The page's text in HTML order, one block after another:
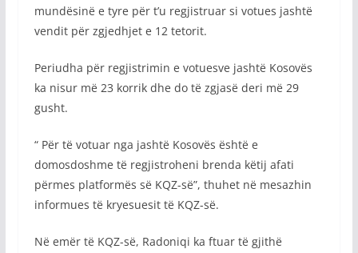
mundësinë e tyre për t’u regjistruar si votues jashtë
vendit për zgjedhjet e 12 tetorit.
Periudha për regjistrimin e votuesve jashtë Kosovës
ka nisur më 23 korrik dhe do të zgjasë deri më 29
gusht.
“ Për të votuar nga jashtë Kosovës është e
domosdoshme të regjistroheni brenda këtij afati
përmes platformës së KQZ-së”, thuhet në mesazhin
informues të kryesuesit të KQZ-së.
Në emër të KQZ-së, Radoniqi ka ftuar të gjithë